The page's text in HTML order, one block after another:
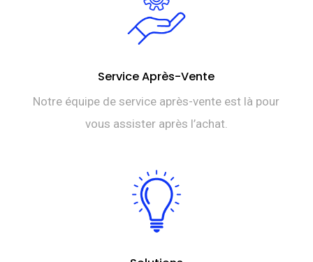
Service Après-Vente
Notre équipe de service après-vente est là pour
vous assister après l’achat.